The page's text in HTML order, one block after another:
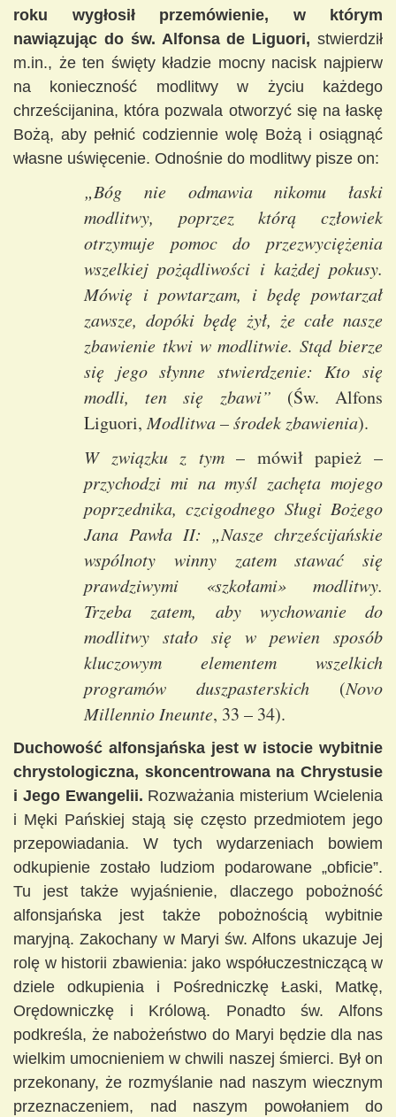
roku wygłosił przemówienie, w którym
nawiązując do św. Alfonsa de Liguori, stwierdził
m.in., że ten święty kładzie mocny nacisk najpierw
na konieczność modlitwy w życiu każdego
chrześcijanina, która pozwala otworzyć się na łaskę
Bożą, aby pełnić codziennie wolę Bożą i osiągnąć
własne uświęcenie. Odnośnie do modlitwy pisze on:
„Bóg nie odmawia nikomu łaski
modlitwy, poprzez którą człowiek
otrzymuje pomoc do przezwyciężenia
wszelkiej pożądliwości i każdej pokusy.
Mówię i powtarzam, i będę powtarzał
zawsze, dopóki będę żył, że całe nasze
zbawienie tkwi w modlitwie. Stąd bierze
się jego słynne stwierdzenie: Kto się
modli, ten się zbawi” (Św. Alfons
Liguori,Modlitwa – środek zbawienia).
W związku z tym– mówił papież –
przychodzi mi na myśl zachęta mojego
poprzednika, czcigodnego Sługi Bożego
Jana Pawła II: „Nasze chrześcijańskie
wspólnoty winny zatem stawać się
prawdziwymi «szkołami» modlitwy.
Trzeba zatem, aby wychowanie do
modlitwy stało się w pewien sposób
kluczowym elementem wszelkich
programów duszpasterskich (Novo
Millennio Ineunte, 33 – 34).
Duchowość alfonsjańska jest w istocie wybitnie
chrystologiczna, skoncentrowana na Chrystusie
i Jego Ewangelii. Rozważania misterium Wcielenia
i Męki Pańskiej stają się często przedmiotem jego
przepowiadania. W tych wydarzeniach bowiem
odkupienie zostało ludziom podarowane „obficie”.
Tu jest także wyjaśnienie, dlaczego pobożność
alfonsjańska jest także pobożnością wybitnie
maryjną. Zakochany w Maryi św. Alfons ukazuje Jej
rolę w historii zbawienia: jako współuczestniczącą w
dziele odkupienia i Pośredniczkę Łaski, Matkę,
Orędowniczkę i Królową. Ponadto św. Alfons
podkreśla, że nabożeństwo do Maryi będzie dla nas
wielkim umocnieniem w chwili naszej śmierci. Był on
przekonany, że rozmyślanie nad naszym wiecznym
przeznaczeniem, nad naszym powołaniem do